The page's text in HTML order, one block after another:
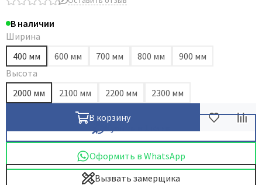
В наличии
Ширина
400 мм
600 мм 700 мм 800 мм
900 мм
Высота
2000 мм
2100 мм 2200 мм 2300 мм
В корзину
Оформить в WhatsApp
Вызвать замерщика